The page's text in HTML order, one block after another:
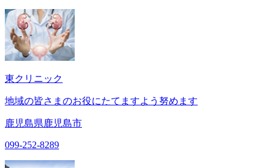
東クリニック
地域の皆さまのお役にたてますよう努めます
鹿児島県鹿児島市
099-252-8289